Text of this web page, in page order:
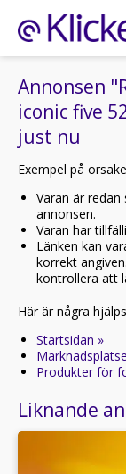
Annonsen
iconic five
just nu
Exempel på
Varan är
annonsen.
Varan har
Länken kan
korrekt
kontrollera att
Här är några
Startsidan »
Produkter för
Liknande